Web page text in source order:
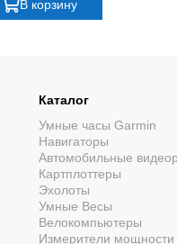
В корзину
Каталог
Умные часы Garmin
Навигаторы
Автомобильные
Картплоттеры
Эхолоты
Умные Весы
Велокомпьютеры
Измерители мощности